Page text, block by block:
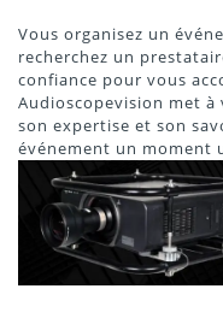
Vous organisez un
recherchez un
confiance pour vous
Audioscopevision met
son expertise et son
événement un moment